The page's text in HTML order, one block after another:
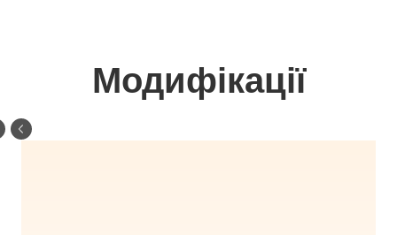
Модифікації